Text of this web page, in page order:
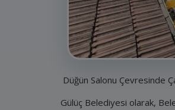
Düğün Salonu Çevresinde
Gülüç Belediyesi olarak,